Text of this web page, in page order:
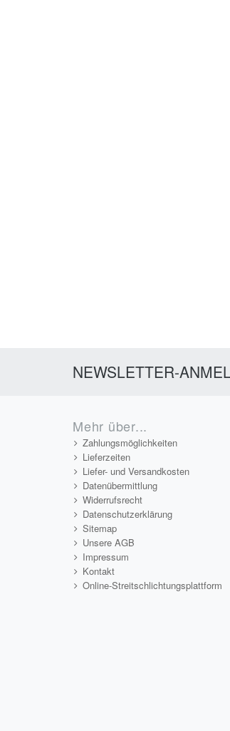
NEWSLETTER-
Mehr über...
Zahlungsmöglichkeiten
Lieferzeiten
Liefer- und Versandkosten
Datenübermittlung
Widerrufsrecht
Datenschutzerklärung
Sitemap
Unsere AGB
Impressum
Kontakt
Online-Streitschlichtungsplattform